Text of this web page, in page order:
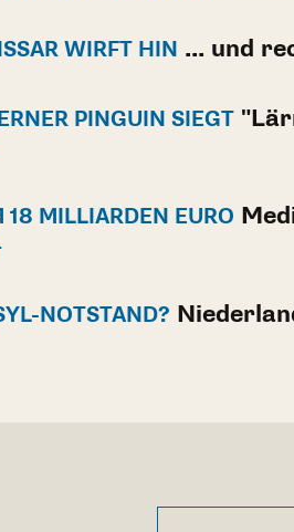
WIRFT HIN ... und
PINGUIN SIEGT
18 MILLIARDEN EURO
NOTSTAND?